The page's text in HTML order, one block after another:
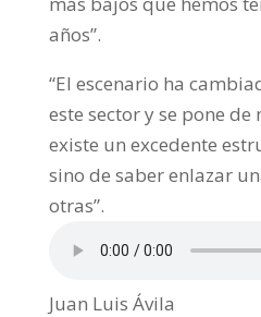
años”.
“El escenario ha
este sector y se pone
existe un excedente
sino de saber enlazar
otras”.
Juan Luis Ávila